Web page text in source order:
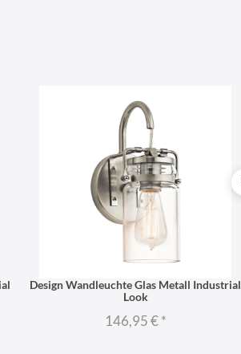
Design Wandleuchte Glas Metall Industrial
Look
146,95 €*